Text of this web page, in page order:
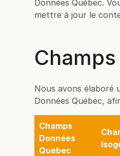
Données Québec.
mettre à jour le
Nous avons élaboré
Données Québec,
Champs
Données
Québec